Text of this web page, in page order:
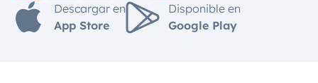
Descargar en
App Store
Disponible en
Google Play